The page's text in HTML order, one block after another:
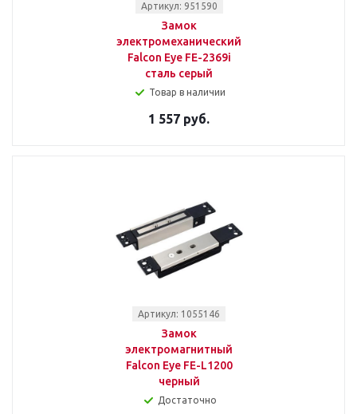
Артикул: 951590
Замок
электромеханический
Falcon Eye FE-2369i
сталь серый
Товар в наличии
1 557 руб.
Артикул: 1055146
Замок
электромагнитный
Falcon Eye FE-L1200
черный
Достаточно